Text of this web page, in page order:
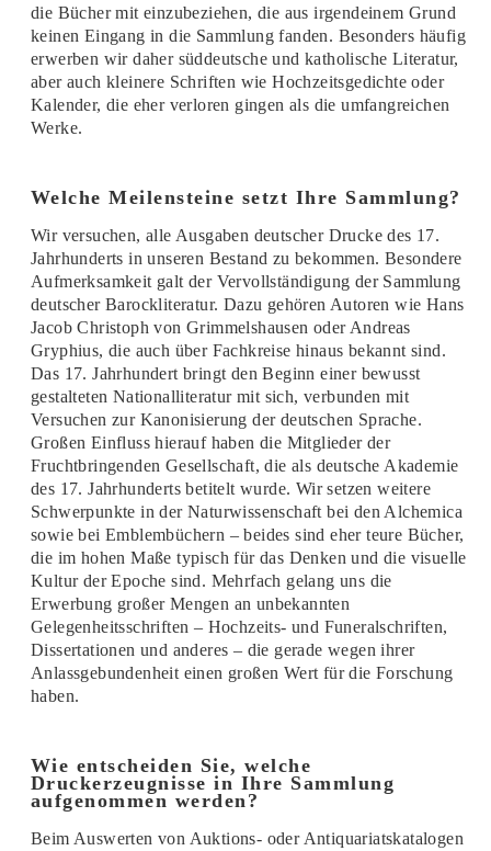
die Bücher mit einzubeziehen, die aus irgendeinem Grund
keinen Eingang in die Sammlung fanden. Besonders häufig
erwerben wir daher süddeutsche und katholische Literatur,
aber auch kleinere Schriften wie Hochzeitsgedichte oder
Kalender, die eher verloren gingen als die umfangreichen
Werke.
Welche Meilensteine setzt Ihre Sammlung?
Wir versuchen, alle Ausgaben deutscher Drucke des 17.
Jahrhunderts in unseren Bestand zu bekommen. Besondere
Aufmerksamkeit galt der Vervollständigung der Sammlung
deutscher Barockliteratur. Dazu gehören Autoren wie Hans
Jacob Christoph von Grimmelshausen oder Andreas
Gryphius, die auch über Fachkreise hinaus bekannt sind.
Das 17. Jahrhundert bringt den Beginn einer bewusst
gestalteten Nationalliteratur mit sich, verbunden mit
Versuchen zur Kanonisierung der deutschen Sprache.
Großen Einfluss hierauf haben die Mitglieder der
Fruchtbringenden Gesellschaft, die als deutsche Akademie
des 17. Jahrhunderts betitelt wurde. Wir setzen weitere
Schwerpunkte in der Naturwissenschaft bei den Alchemica
sowie bei Emblembüchern – beides sind eher teure Bücher,
die im hohen Maße typisch für das Denken und die visuelle
Kultur der Epoche sind. Mehrfach gelang uns die
Erwerbung großer Mengen an unbekannten
Gelegenheitsschriften – Hochzeits- und Funeralschriften,
Dissertationen und anderes – die gerade wegen ihrer
Anlassgebundenheit einen großen Wert für die Forschung
haben.
Wie entscheiden Sie, welche
Druckerzeugnisse in Ihre Sammlung
aufgenommen werden?
Beim Auswerten von Auktions- oder Antiquariatskatalogen